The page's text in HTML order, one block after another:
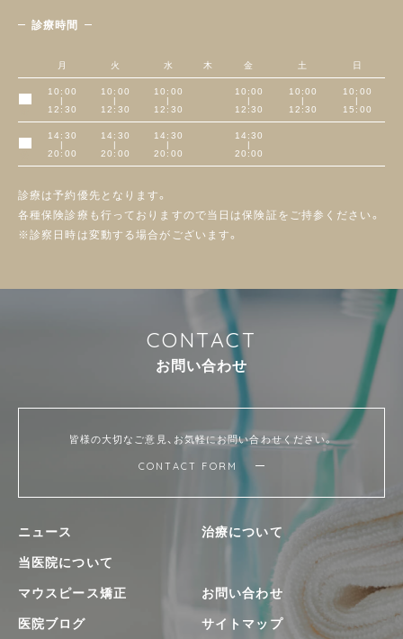
診療時間
月 火 水 木 金 土 日
10:00
|
12:30
10:00
|
12:30
10:00
|
12:30
10:00
|
12:30
10:00
|
12:30
10:00
|
15:00
14:30
|
20:00
14:30
|
20:00
14:30
|
20:00
14:30
|
20:00
診療は予約優先となります。
各種保険診療も行っておりますので当日は保険証をご持参ください。
※診察日時は変動する場合がございます。
CONTACT
お問い合わせ
皆様の大切なご意見、お気軽にお問い合わせください。
CONTACT FORM
ニュース
当医院について
治療について
マウスピース矯正
医院ブログ
お問い合わせ
サイトマップ